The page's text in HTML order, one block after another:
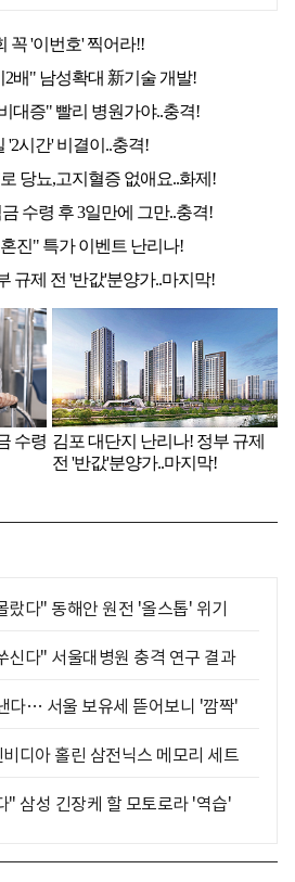
랐다" 동해안 원전 '올스톱' 위기
신다" 서울대병원 충격 연구 결과
다… 서울 보유세 뜯어보니 '깜짝'
디아 홀린 삼전닉스 메모리 세트
" 삼성 긴장케 할 모토로라 '역습'